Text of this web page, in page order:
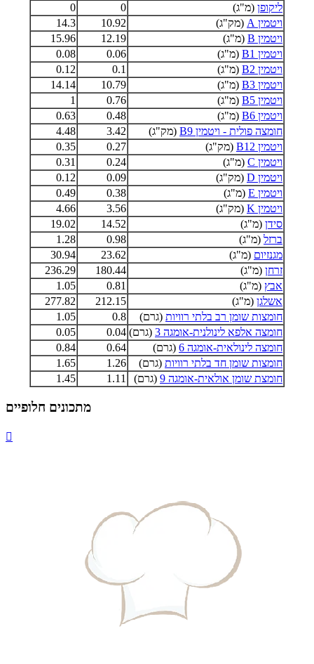
ליקופן (מ"ג) 0
0
ויטמין A
(מק"ג) 10.92
14.3
ויטמין B
(מ"ג) 12.19
15.96
ויטמין B1
(מ"ג) 0.06
0.08
ויטמין B2
(מ"ג) 0.1
0.12
ויטמין B3
(מ"ג) 10.79
14.14
ויטמין B5
(מ"ג) 0.76
1
ויטמין B6
(מ"ג) 0.48
0.63
חומצה פולית - ויטמין B9
(מק"ג) 3.42
4.48
ויטמין B12
(מק"ג) 0.27
0.35
ויטמין C
(מ"ג) 0.24
0.31
ויטמין D
(מק"ג) 0.09
0.12
ויטמין E
(מ"ג) 0.38
0.49
ויטמין K
(מק"ג) 3.56
4.66
סידן (מ"ג) 14.52
19.02
ברזל (מ"ג) 0.98
1.28
מגנזיום (מ"ג) 23.62
30.94
זרחן (מ"ג) 180.44
236.29
אבץ (מ"ג) 0.81
1.05
אשלגן (מ"ג) 212.15
277.82
חומצות שומן רב בלתי רוויות (גרם) 0.8
1.05
חומצה אלפא לינולנית-אומגה 3
(גרם) 0.04
0.05
חומצה לינולאית-אומגה 6
(גרם) 0.64
0.84
חומצות שומן חד בלתי רוויות (גרם) 1.26
1.65
חומצת שומן אולאית-אומגה 9
(גרם) 1.11
1.45
מתכונים חלופיים
